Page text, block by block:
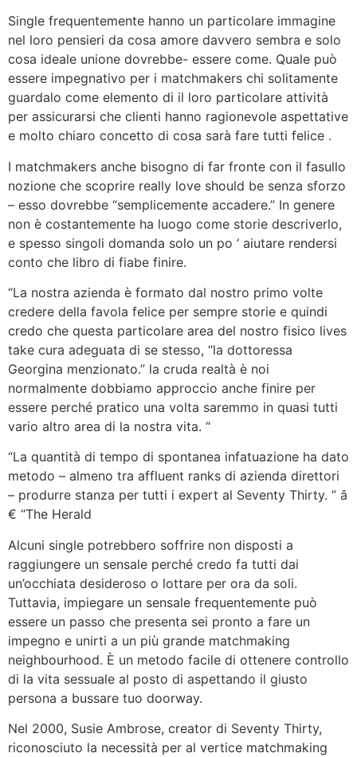
Single frequentemente hanno un particolare immagine
nel loro pensieri da cosa amore davvero sembra e solo
cosa ideale unione dovrebbe- essere come. Quale può
essere impegnativo per i matchmakers chi solitamente
guardalo come elemento di il loro particolare attività
per assicurarsi che clienti hanno ragionevole aspettative
e molto chiaro concetto di cosa sarà fare tutti felice .
I matchmakers anche bisogno di far fronte con il fasullo
nozione che scoprire really love should be senza sforzo
– esso dovrebbe “semplicemente accadere.” In genere
non è costantemente ha luogo come storie descriverlo,
e spesso singoli domanda solo un po ‘ aiutare rendersi
conto che libro di fiabe finire.
“La nostra azienda è formato dal nostro primo volte
credere della favola felice per sempre storie e quindi
credo che questa particolare area del nostro fisico lives
take cura adeguata di se stesso, “la dottoressa
Georgina menzionato.” la cruda realtà è noi
normalmente dobbiamo approccio anche finire per
essere perché pratico una volta saremmo in quasi tutti
vario altro area di la nostra vita. “
“La quantità di tempo di spontanea infatuazione ha dato
metodo – almeno tra affluent ranks di azienda direttori
– produrre stanza per tutti i expert al Seventy Thirty. ” â
€ “The Herald
Alcuni single potrebbero soffrire non disposti a
raggiungere un sensale perché credo fa tutti dai
un’occhiata desideroso o lottare per ora da soli.
Tuttavia, impiegare un sensale frequentemente può
essere un passo che presenta sei pronto a fare un
impegno e unirti a un più grande matchmaking
neighbourhood. È un metodo facile di ottenere controllo
di la vita sessuale al posto di aspettando il giusto
persona a bussare tuo doorway.
Nel 2000, Susie Ambrose, creator di Seventy Thirty,
riconosciuto la necessità per al vertice matchmaking